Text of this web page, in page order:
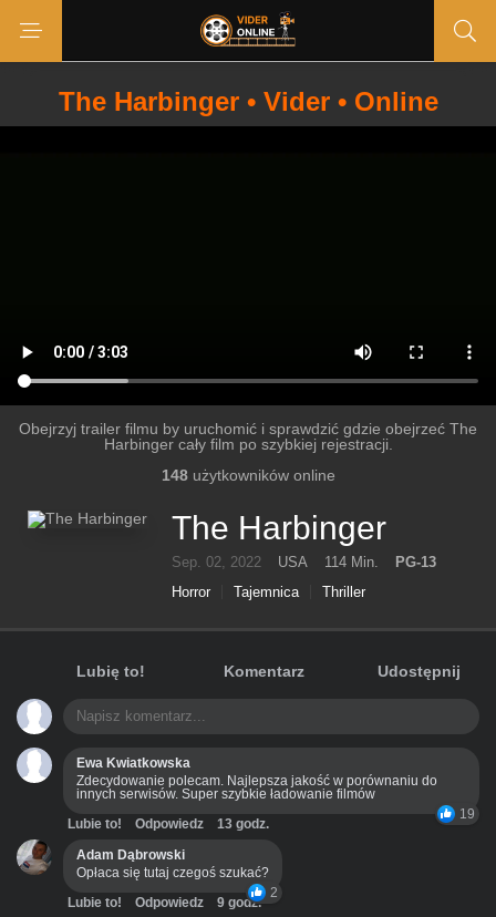
The Harbinger • Vider • Online
Obejrzyj trailer filmu by uruchomić i sprawdzić gdzie obejrzeć The
Harbinger cały film po szybkiej rejestracji.
148użytkowników online
The Harbinger
Sep. 02, 2022 USA 114 Min.
PG-13
Horror
Tajemnica Thriller
Lubię to! Komentarz Udostępnij
Ewa Kwiatkowska
Zdecydowanie polecam. Najlepsza jakość w porównaniu do
innych serwisów. Super szybkie ładowanie filmów
19
Lubie to! Odpowiedz
13 godz.
Adam Dąbrowski
Opłaca się tutaj czegoś szukać?
2
Lubie to! Odpowiedz
9 godz.